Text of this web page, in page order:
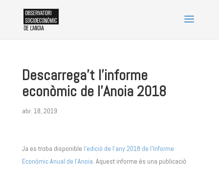
Descarrega’t l’informe
econòmic de l’Anoia 2018
abr. 18, 2019
Ja es troba disponible l’edició de l’any 2018 de l’Informe
Econòmic Anual de l’Anoia. Aquest informe és una publicació